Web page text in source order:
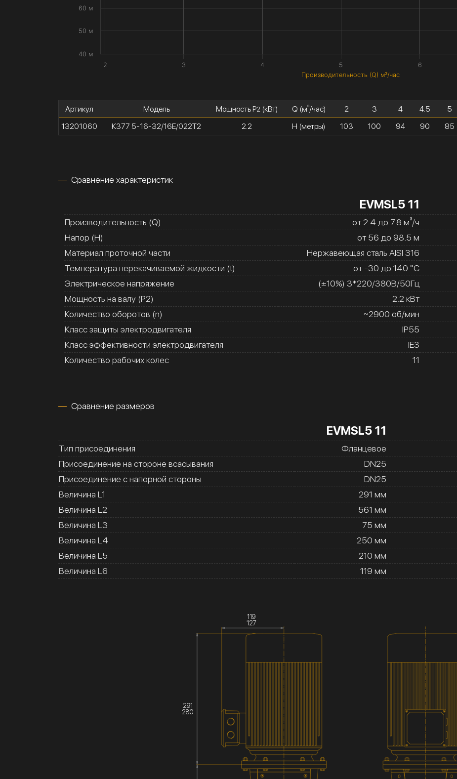
Производительность (Q) м³/час
2 3 4 5 6
40 м
50 м
60 м
Артикул
13201060
Модель
К377 5-16-32/16Е/022Т2
Мощность P2(кВт)
2.2
Q (м³/час)
H (метры)
2
103
3
100
4
94
4.5
90
5
85
Сравнение характеристик
EVMSL5 11
Производительность (Q) от 2.4 до 7.8 м³/ч
Напор (H)
от 56 до 98.5 м
Материал проточной части
Нержавеющая сталь AISI 316
Температура перекачиваемой жидкости (t)
от -30 до 140 °C
Электрическое напряжение
(±10%) 3*220/380В/50Гц
Мощность на валу (Р2)
2.2 кВт
Количество оборотов (n)
~2900 об/мин
Класс защиты электродвигателя
IP55
Класс эффективности электродвигателя
IE3
Количество рабочих колес
11
Сравнение размеров
EVMSL5 11
Тип присоединения Фланцевое
Присоединение на стороне всасывания
DN25
Присоединение с напорной стороны
DN25
Величина L1
291 мм
Величина L2
561 мм
Величина L3
75 мм
Величина L4
250 мм
Величина L5
210 мм
Величина L6
119 мм
291
280
119
127